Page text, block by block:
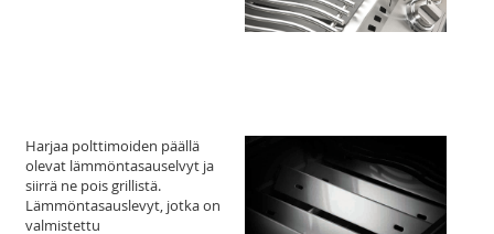
Harjaa polttimoiden päällä
olevat lämmöntasauselvyt ja
siirrä ne pois grillistä.
Lämmöntasauslevyt, jotka on
valmistettu